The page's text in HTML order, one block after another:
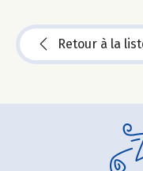
Retour à la